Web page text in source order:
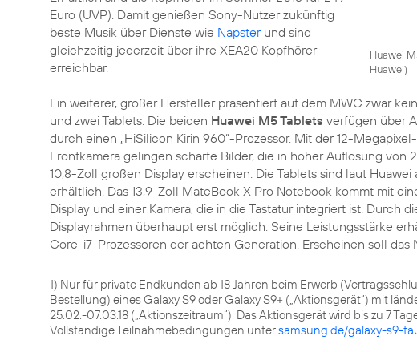
Huawei
Huawei)
Euro (UVP). Damit genießen Sony-Nutzer zukünftig
beste Musik über Dienste wie Napsterund sind
gleichzeitig jederzeit über ihre XEA20 Kopfhörer
erreichbar.
Ein weiterer, großer Hersteller präsentiert auf dem MWC zwar
und zwei Tablets: Die beiden Huawei M5 Tablets verfügen über
durch einen „HiSilicon Kirin 960“-Prozessor. Mit der 12-
Frontkamera gelingen scharfe Bilder, die in hoher Auflösung von
10,8-Zoll großen Display erscheinen. Die Tablets sind laut
erhältlich. Das 13,9-Zoll MateBook X Pro Notebook kommt mit
Display und einer Kamera, die in die Tastatur integriert ist. Durch
Displayrahmen überhaupt erst möglich. Seine Leistungsstärke
Core-i7-Prozessoren der achten Generation. Erscheinen soll das
1) Nur für private Endkunden ab 18 Jahren beim Erwerb
Bestellung) eines Galaxy S9 oder Galaxy S9+ („Aktionsgerät“) mit
25.02.-07.03.18 („Aktionszeitraum“). Das Aktionsgerät wird bis zu 7
Vollständige Teilnahmebedingungen untersamsung.de/galaxy-s9-